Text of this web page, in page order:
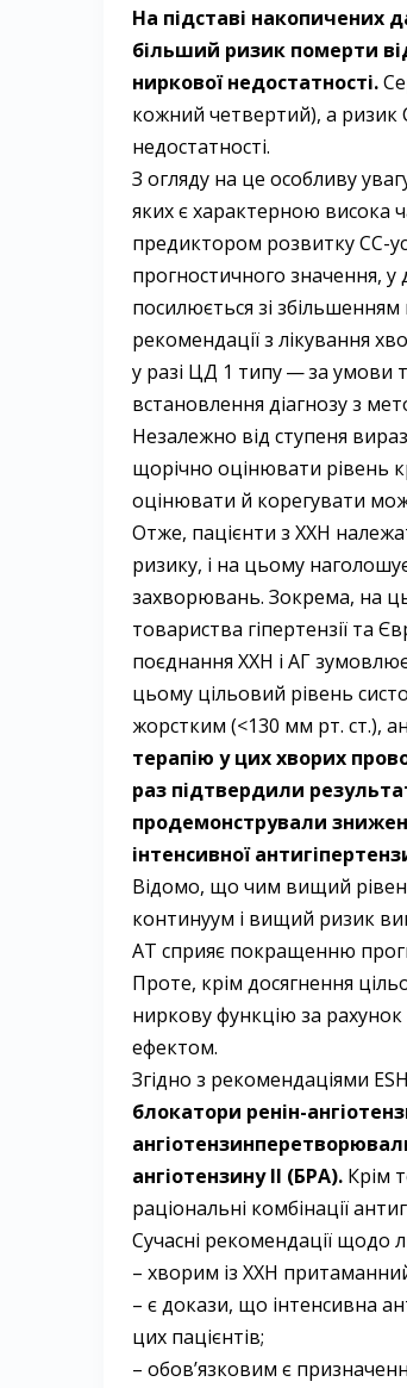
На підставі накопичених
більший ризик померти
ниркової недостатності.
кожний четвертий), а ризик
недостатності.
З огляду на це особливу
яких є характерною висока
предиктором розвитку СС-
прогностичного значення, у
посилюється зі збільшенням
рекомендації з лікування
у разі ЦД 1 типу — ​за умови
встановлення діагнозу з
Незалежно від ступеня
щорічно оцінювати рівень
оцінювати й корегувати
Отже, пацієнти з ХХН
ризику, і на цьому
захворювань. Зокрема, на
товариства гіпертензії та
поєднання ХХН і АГ зумовлює
цьому цільовий рівень
жорстким (<130 мм рт. ст.),
терапію у цих хворих
раз підтвердили
продемонстрували
інтенсивної
Відомо, що чим вищий
континуум і вищий ризик
АТ сприяє покращенню
Проте, крім досягнення
ниркову функцію за
ефектом.
Згідно з рекомендаціями
блокатори ренін-­
ангіотензину ІІ (БРА). Крім
раціональні комбінації
Сучасні рекомендації щодо
– хворим із ХХН
– є докази, що інтенсивна
цих пацієнтів;
– обов’язковим є